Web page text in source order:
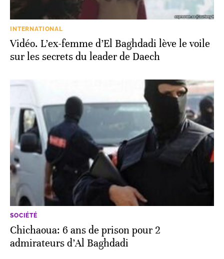
INTERNATIONAL
Vidéo. L’ex-femme d’El Baghdadi lève le voile
sur les secrets du leader de Daech
SOCIÉTÉ
Chichaoua: 6 ans de prison pour 2
admirateurs d’Al Baghdadi